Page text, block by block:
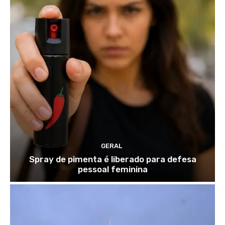
GERAL
Spray de pimenta é liberado para defesa
pessoal feminina